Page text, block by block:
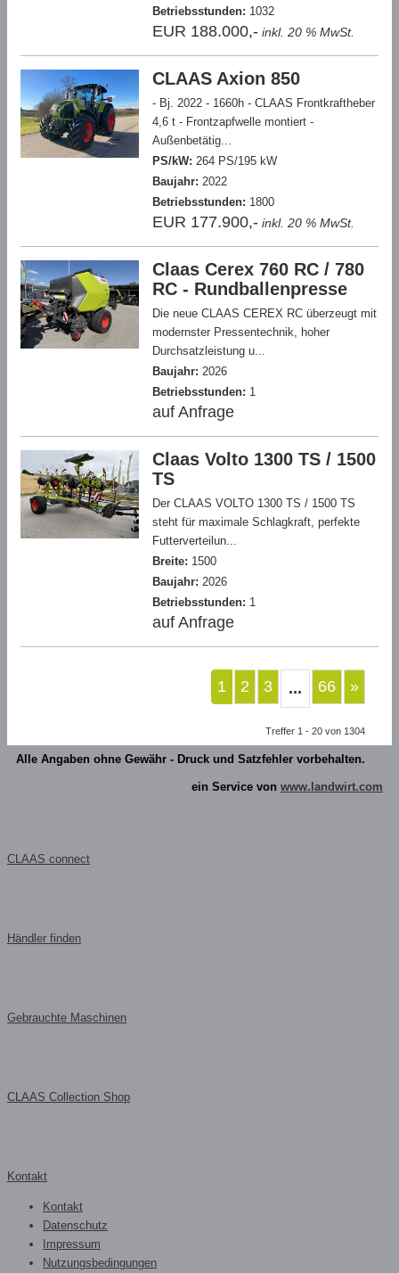
Betriebsstunden: 1032
EUR 188.000,- inkl. 20 % MwSt.
CLAAS Axion 850
- Bj. 2022 - 1660h - CLAAS Frontkraftheber
4,6 t - Frontzapfwelle montiert -
Außenbetätig...
PS/kW: 264 PS/195 kW
Baujahr: 2022
Betriebsstunden: 1800
EUR 177.900,- inkl. 20 % MwSt.
Claas Cerex 760 RC / 780
RC - Rundballenpresse
Die neue CLAAS CEREX RC überzeugt mit
modernster Pressentechnik, hoher
Durchsatzleistung u...
Baujahr: 2026
Betriebsstunden: 1
auf Anfrage
Claas Volto 1300 TS / 1500
TS
Der CLAAS VOLTO 1300 TS / 1500 TS
steht für maximale Schlagkraft, perfekte
Futterverteilun...
Breite: 1500
Baujahr: 2026
Betriebsstunden: 1
auf Anfrage
1 2 3 ... 66 »
Treffer 1 - 20 von 1304
Alle Angaben ohne Gewähr - Druck und Satzfehler vorbehalten.
ein Service von www.landwirt.com
CLAAS connect
Händler finden
Gebrauchte Maschinen
CLAAS Collection Shop
Kontakt
Kontakt
Datenschutz
Impressum
Nutzungsbedingungen